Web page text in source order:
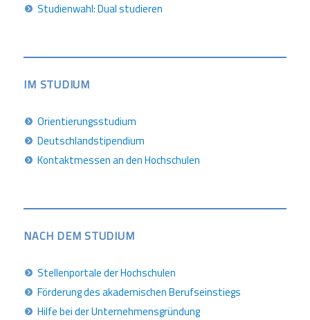
Studienwahl: Dual studieren
IM STUDIUM
Orientierungsstudium
Deutschlandstipendium
Kontaktmessen an den Hochschulen
NACH DEM STUDIUM
Stellenportale der Hochschulen
Förderung des akademischen Berufseinstiegs
Hilfe bei der Unternehmensgründung